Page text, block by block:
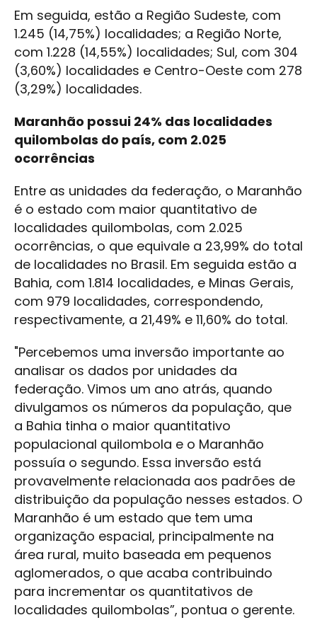
Em seguida, estão a Região Sudeste, com
1.245 (14,75%) localidades; a Região Norte,
com 1.228 (14,55%) localidades; Sul, com 304
(3,60%) localidades e Centro-Oeste com 278
(3,29%) localidades.
Maranhão possui 24% das localidades
quilombolas do país, com 2.025
ocorrências
Entre as unidades da federação, o Maranhão
é o estado com maior quantitativo de
localidades quilombolas, com 2.025
ocorrências, o que equivale a 23,99% do total
de localidades no Brasil. Em seguida estão a
Bahia, com 1.814 localidades, e Minas Gerais,
com 979 localidades, correspondendo,
respectivamente, a 21,49% e 11,60% do total.
"Percebemos uma inversão importante ao
analisar os dados por unidades da
federação. Vimos um ano atrás, quando
divulgamos os números da população, que
a Bahia tinha o maior quantitativo
populacional quilombola e o Maranhão
possuía o segundo. Essa inversão está
provavelmente relacionada aos padrões de
distribuição da população nesses estados. O
Maranhão é um estado que tem uma
organização espacial, principalmente na
área rural, muito baseada em pequenos
aglomerados, o que acaba contribuindo
para incrementar os quantitativos de
localidades quilombolas”, pontua o gerente.